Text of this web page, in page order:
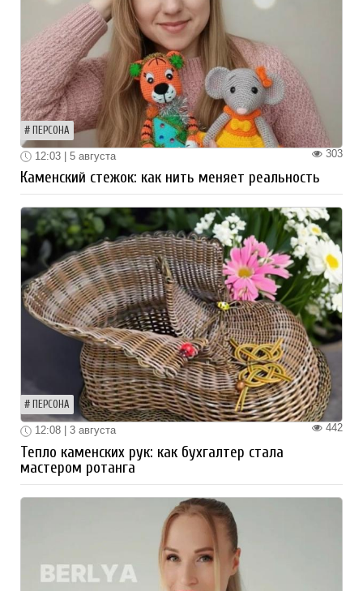
ПЕРСОНА
303
12:03 | 5 августа
Каменский стежок: как нить меняет реальность
ПЕРСОНА
442
12:08 | 3 августа
Тепло каменских рук: как бухгалтер стала
мастером ротанга